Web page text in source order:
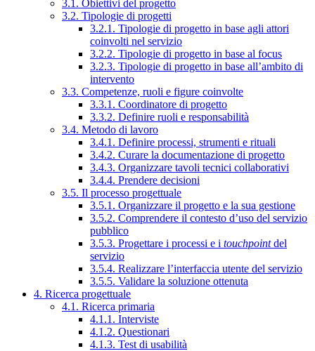
3.1. Obiettivi del progetto
3.2. Tipologie di progetti
3.2.1. Tipologie di progetto in base agli attori
coinvolti nel servizio
3.2.2. Tipologie di progetto in base al focus
3.2.3. Tipologie di progetto in base all’ambito di
intervento
3.3. Competenze, ruoli e figure coinvolte
3.3.1. Coordinatore di progetto
3.3.2. Definire ruoli e responsabilità
3.4. Metodo di lavoro
3.4.1. Definire processi, strumenti e rituali
3.4.2. Curare la documentazione di progetto
3.4.3. Organizzare tavoli tecnici collaborativi
3.4.4. Prendere decisioni
3.5. Il processo progettuale
3.5.1. Organizzare il progetto e la sua gestione
3.5.2. Comprendere il contesto d’uso del servizio
pubblico
3.5.3. Progettare i processi e i touchpointdel
servizio
3.5.4. Realizzare l’interfaccia utente del servizio
3.5.5. Validare la soluzione ottenuta
4. Ricerca progettuale
4.1. Ricerca primaria
4.1.1. Interviste
4.1.2. Questionari
4.1.3. Test di usabilità